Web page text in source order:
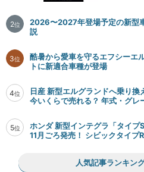
2位
2026〜2027年登場予定の新型
説
3位
酷暑から愛車を守るエフシーエ
トに新適合車種が登場
4位
日産 新型エルグランドへ乗り
今いくらで売れる？ 年式・グレ
5位
ホンダ 新型インテグラ「タイ
11月ごろ発売！ シビックタイプ
人気記事ランキン